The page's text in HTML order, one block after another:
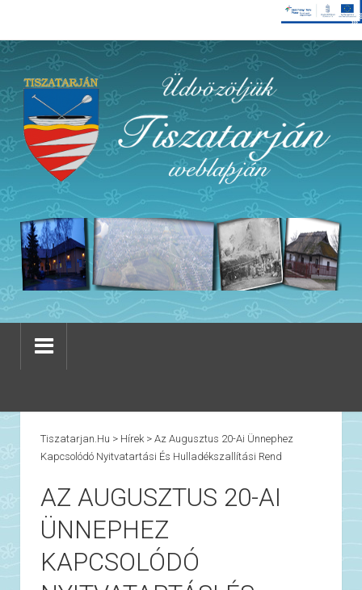
Tiszatarjan.hu > Hírek> Az Augusztus 20-Ai Ünnephez
Kapcsolódó Nyitvatartási És Hulladékszallítási Rend
AZ AUGUSZTUS 20-AI
ÜNNEPHEZ
KAPCSOLÓDÓ